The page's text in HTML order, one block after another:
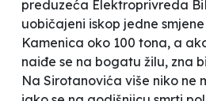
preduzeća Elektroprivreda
uobičajeni iskop jedne
Kamenica oko 100 tona, a
naiđe se na bogatu žilu, zna
Na Sirotanovića više niko ne